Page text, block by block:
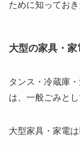
ために知ってお
大型の家具・
タンス・冷蔵庫
は、一般ごみと
大型家具・家電